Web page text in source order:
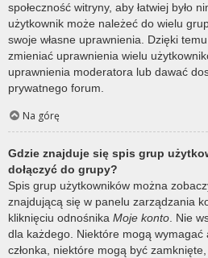
społeczność witryny, aby łatwiej było
użytkownik może należeć do wielu
swoje własne uprawnienia. Dzięki
zmieniać uprawnienia wielu
uprawnienia moderatora lub dawać
prywatnego forum.
Na górę
Gdzie znajduje się spis grup
dołączyć do grupy?
Spis grup użytkowników można
znajdującą się w panelu zarządzania
kliknięciu odnośnika Moje konto . Nie
dla każdego. Niektóre mogą
członka, niektóre mogą być